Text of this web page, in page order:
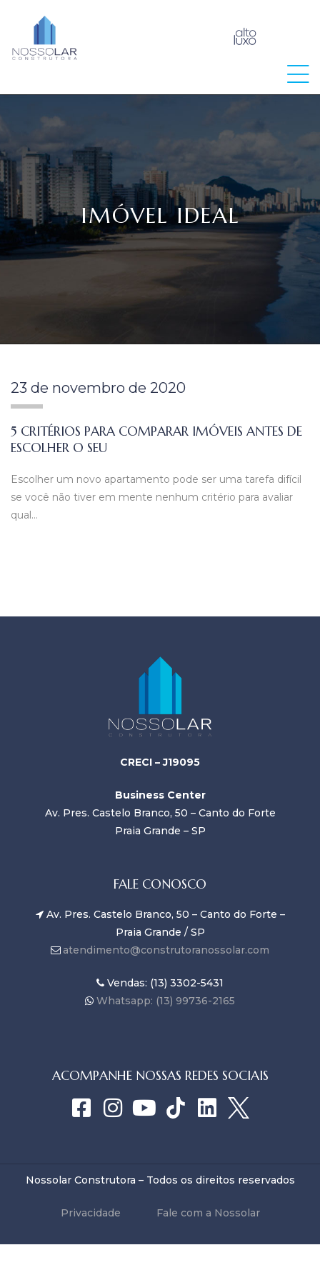
IMÓVEL IDEAL
23 de novembro de 2020
5 CRITÉRIOS PARA COMPARAR IMÓVEIS ANTES DE
ESCOLHER O SEU
Escolher um novo apartamento pode ser uma tarefa difícil
se você não tiver em mente nenhum critério para avaliar
qual…
CRECI – J19095
Business Center
Av. Pres. Castelo Branco, 50 – Canto do Forte
Praia Grande – SP
FALE CONOSCO
Av. Pres. Castelo Branco, 50 – Canto do Forte –
Praia Grande / SP
atendimento@construtoranossolar.com
Vendas: (13) 3302-5431
Whatsapp: (13) 99736-2165
ACOMPANHE NOSSAS REDES SOCIAIS
Nossolar Construtora – Todos os direitos reservados
Privacidade Fale com a Nossolar